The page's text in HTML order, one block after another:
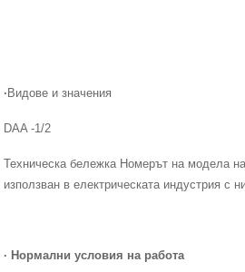
· Видове и значения
DAA -1/2
Техническа бележка Номерът на модела
използван в електрическата индустрия с
· Нормални условия на работа